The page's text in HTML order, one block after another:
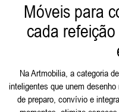
Móveis para
cada
Na Artmobilia, a categoria
inteligentes que unem
de preparo, convívio e